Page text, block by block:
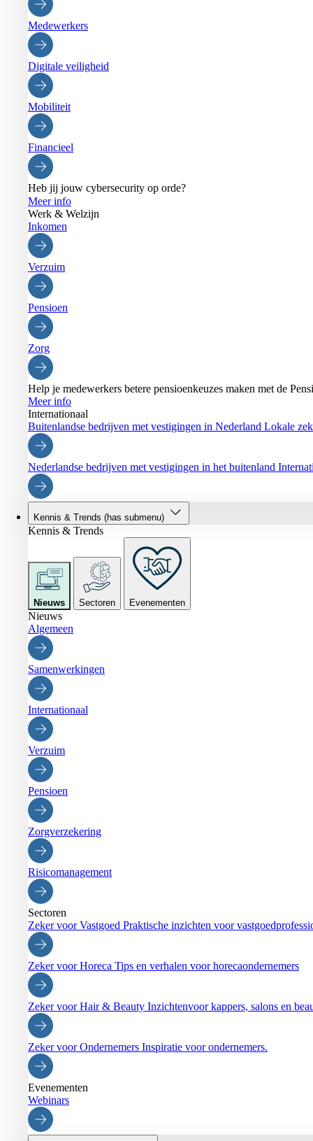
Medewerkers
Digitale veiligheid
Mobiliteit
Financieel
Heb jij jouw cybersecurity op orde?
Meer info
Werk & Welzijn
Inkomen
Verzuim
Pensioen
Zorg
Help je medewerkers betere pensioenkeuzes maken met de
Meer info
Internationaal
Buitenlandse bedrijven met vestigingen in Nederland Lokale
Nederlandse bedrijven met vestigingen in het buitenland
Kennis & Trends (has submenu)
Kennis & Trends
Nieuws Sectoren Evenementen
Nieuws
Algemeen
Samenwerkingen
Internationaal
Verzuim
Pensioen
Zorgverzekering
Risicomanagement
Sectoren
Zeker voor Vastgoed Praktische inzichten voor
Zeker voor Horeca Tips en verhalen voor horecaondernemers
Zeker voor Hair & Beauty Inzichtenvoor kappers, salons en
Zeker voor Ondernemers Inspiratie voor ondernemers.
Evenementen
Webinars